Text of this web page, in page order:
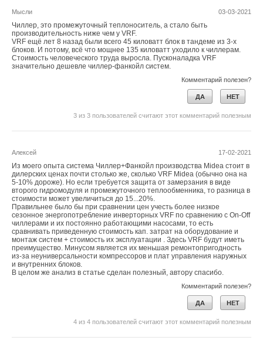
03-03-2021
Мысли
Чиллер, это промежуточный теплоноситель, а стало быть
производительность ниже чем у VRF.
VRF ещё лет 8 назад были всего 45 киловатт блок в тандеме из 3-х
блоков. И потому, всё что мощнее 135 киловатт уходило к чиллерам.
Стоимость человеческого труда выросла. Пусконаладка VRF
значительно дешевле чиллер-фанкойл систем.
Комментарий полезен?
ДА НЕТ
3 из 3 пользователей считают этот комментарий полезным
17-02-2021
Алексей
Из моего опыта система Чиллер+Фанкойл производства Midea стоит в
дилерских ценах почти столько же, сколько VRF Midea (обычно она на
5-10% дороже). Но если требуется защита от замерзания в виде
второго гидромодуля и промежуточного теплообменника, то разница в
стоимости может увеличиться до 15...20%.
Правильнее было бы при сравнении цен учесть более низкое
сезонное энергопотребление инверторных VRF по сравнению с On-Off
чиллерами и их постоянно работающими насосами, то есть
сравнивать приведенную стоимость кап. затрат на оборудование и
монтаж систем + стоимость их эксплуатации . Здесь VRF будут иметь
преимущество. Минусом является их меньшая ремонтопригодность
из-за неуниверсальности компрессоров и плат управления наружных
и внутренних блоков.
В целом же анализ в статье сделан полезный, автору спасибо.
Комментарий полезен?
ДА НЕТ
4 из 4 пользователей считают этот комментарий полезным
и вентиляцию жилых и общественных зданий для разных
регионов России» [2]). Он составляет: при ГСОП =
4000°C·сут.kрег= 1,0; при ГСОП = 3000°C·сут. и менееkрег
1,1; при ГСОП = 5000°C·сут. и болееkрег= 0,9; в диапазоне
ГСОП от 3000 до 5000°C·сут. значения находятся
показатели базового удельного годового расхода тепловой
энергии на отопление и вентиляцию МКД для каждого
региона строительства с соответствующими значениями
градусо-суток отопительного периода, основываясь на табл.
9 СНиП 23-02-2003.
Кроме того, отметив равномерный характер изменения
в данной табл. 9 базовых показателей в зависимости
от этажности здания, можно сделать вывод, будто бы все
многоквартирные дома запроектированы с современным
решением чердачного пространства в виде сборной камеры
удаляемого вытяжной вентиляцией воздуха с выбросом его
наружу через вытяжную шахту (так называемый «тёплый
% потребляют меньше теплоты,
чем дома с совмещённым бесчердачным покрытием.
Но такое решение применяют только для домов с семью
этажами и выше. Поэтому показатели табл. 9 СНиП 23–02